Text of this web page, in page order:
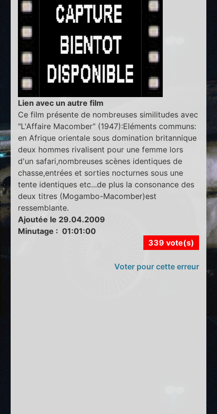
Lien avec un autre film
Ce film présente de nombreuses similitudes avec
"L'Affaire Macomber" (1947):Eléments communs:
en Afrique orientale sous domination britannique
deux hommes rivalisent pour une femme lors
d'un safari,nombreuses scènes identiques de
chasse,entrées et sorties nocturnes sous une
tente identiques etc...de plus la consonance des
deux titres (Mogambo-Macomber)est
ressemblante.
Ajoutée le 29.04.2009
Minutage : 01:01:00
339 vote(s)
Voter pour cette erreur